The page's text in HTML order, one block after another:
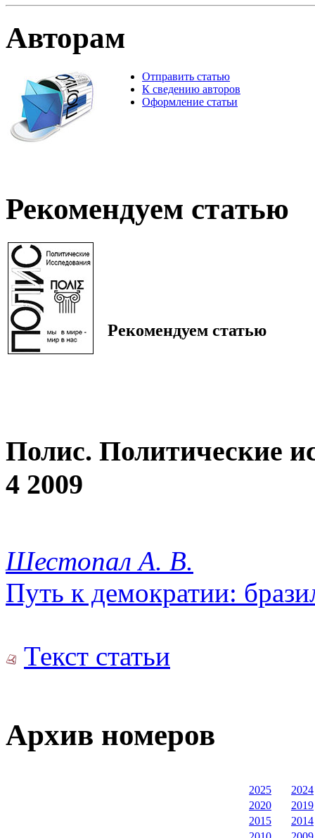
Авторам
Отправить статью
К сведению авторов
Оформление статьи
Рекомендуем статью
Рекомендуем статью
Полис. Политические
4 2009
Шестопал А. В.
Путь к демократии:
Текст статьи
Архив номеров
2025
2024
2020
2019
2015
2014